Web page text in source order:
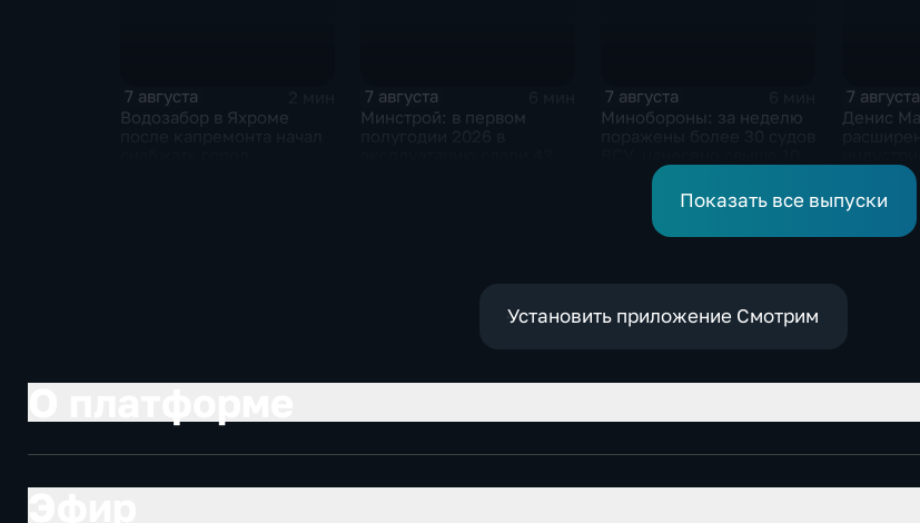
7 августа
Водозабор в Яхроме
7 августа
Минстрой: в первом
7 августа
Минобороны: за неделю
ударов по ключевым
7 августа
Денис
Показать все выпуски
Установить приложение Смотрим